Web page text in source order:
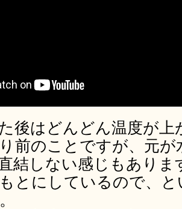
後はどんどん温度が
前のことですが、元
結しない感じもありま
とにしているので、